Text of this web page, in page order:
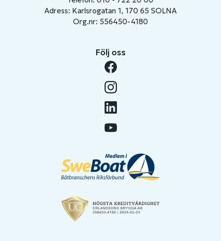
Adress: Karlsrogatan 1, 170 65 SOLNA
Org.nr: 556450-4180
Följ oss